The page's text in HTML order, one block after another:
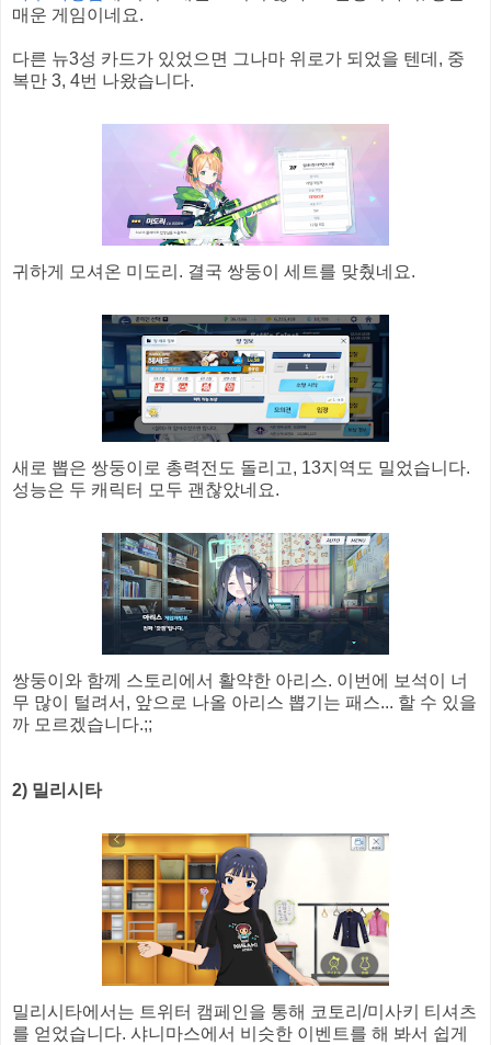
매운 게임이네요.
다른 뉴3성 카드가 있었으면 그나마 위로가 되었을 텐데, 중
복만 3, 4번 나왔습니다.
귀하게 모셔온 미도리. 결국 쌍둥이 세트를 맞췄네요.
새로 뽑은 쌍둥이로 총력전도 돌리고, 13지역도 밀었습니다.
성능은 두 캐릭터 모두 괜찮았네요.
쌍둥이와 함께 스토리에서 활약한 아리스. 이번에 보석이 너
무 많이 털려서, 앞으로 나올 아리스 뽑기는 패스... 할 수 있을
까 모르겠습니다.;;
2) 밀리시타
밀리시타에서는 트위터 캠페인을 통해 코토리/미사키 티셔츠
를 얻었습니다. 샤니마스에서 비슷한 이벤트를 해 봐서 쉽게